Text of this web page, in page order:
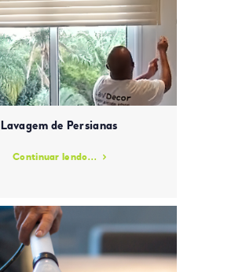
Lavagem de Persianas
Continuar lendo...